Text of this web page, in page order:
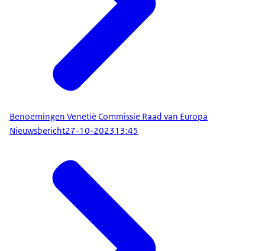
Benoemingen Venetië Commissie Raad van Europa
Nieuwsbericht27-10-202313:45